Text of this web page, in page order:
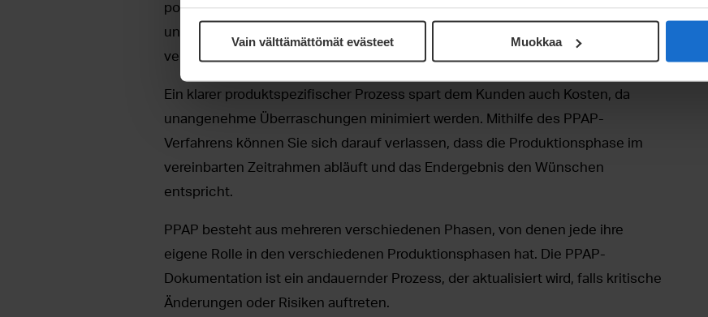
Vain välttämättömät evästeet Muokkaa
potenziellen Risiken verstehen, die mit der Produktion verbunden sind. Falls
und wenn Risiken auftreten, können wir diese mit dem PPAP-Verfahren
verhindern und kontrollieren.
Ein klarer produktspezifischer Prozess spart dem Kunden auch Kosten, da
unangenehme Überraschungen minimiert werden. Mithilfe des PPAP-
Verfahrens können Sie sich darauf verlassen, dass die Produktionsphase im
vereinbarten Zeitrahmen abläuft und das Endergebnis den Wünschen
entspricht.
PPAP besteht aus mehreren verschiedenen Phasen, von denen jede ihre
eigene Rolle in den verschiedenen Produktionsphasen hat. Die PPAP-
Dokumentation ist ein andauernder Prozess, der aktualisiert wird, falls kritische
Änderungen oder Risiken auftreten.